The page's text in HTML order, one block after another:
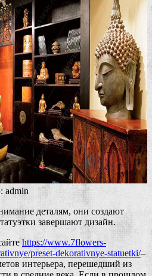
admin
деталям, они создают
завершают дизайн.
https://www.7flowers-
preset-dekorativnye-statuetki/–
интерьера, перешедший из